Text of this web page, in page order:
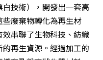
技術），開發出一套高
廢棄物轉化為再生材
串聯了生物科技、紡織
再生資源。經過加工的